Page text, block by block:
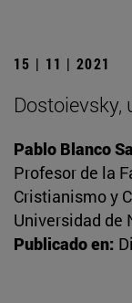
15 | 11 | 2021
Pablo Blanco
Profesor de la
Cristianismo y
Universidad de
Publicado en: